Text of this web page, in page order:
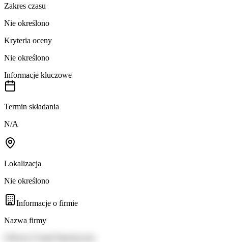
Zakres czasu
Nie określono
Kryteria oceny
Nie określono
Informacje kluczowe
Termin składania
N/A
Lokalizacja
Nie określono
Informacje o firmie
Nazwa firmy